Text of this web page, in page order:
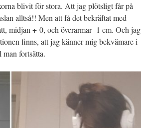
blivit för stora. Att jag plötsligt får på
alltså!! Men att få det bekräftat med
midjan +-0, och överarmar -1 cm. Och jag
finns, att jag känner mig bekvämare i
fortsätta.